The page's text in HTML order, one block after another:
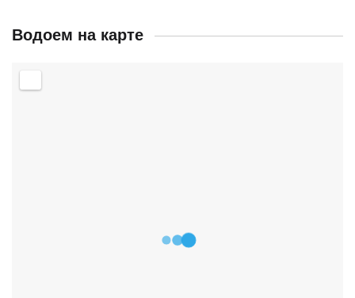
Водоем на карте